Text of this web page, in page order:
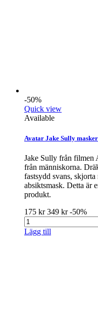
-50%
Quick view
Available
Avatar Jake Sully
Jake Sully från filmen
från människorna.
fastsydd svans, skjorta
absiktsmask. Detta är
produkt.
175 kr349 kr-50%
Lägg till